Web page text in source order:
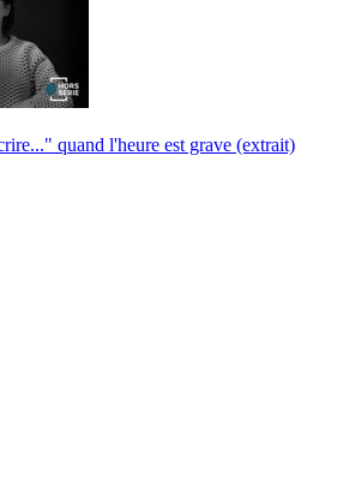
quand l'heure est grave (extrait)